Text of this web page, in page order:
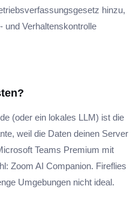
hinzu,
und Verhaltenskontrolle
(oder ein lokales LLM) ist die
weil die Daten deinen Server
Teams Premium mit
Zoom AI Companion. Fireflies
Umgebungen nicht ideal.